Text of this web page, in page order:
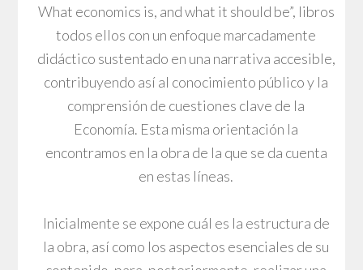
What economics is, and what it should be”, libros
todos ellos con un enfoque marcadamente
didáctico sustentado en una narrativa accesible,
contribuyendo así al conocimiento público y la
comprensión de cuestiones clave de la
Economía. Esta misma orientación la
encontramos en la obra de la que se da cuenta
en estas líneas.
Inicialmente se expone cuál es la estructura de
la obra, así como los aspectos esenciales de su